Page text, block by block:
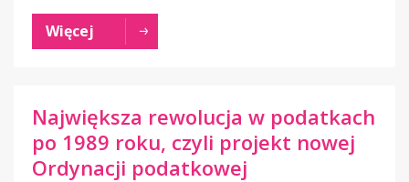
Więcej
Największa rewolucja w podatkach
po 1989 roku, czyli projekt nowej
Ordynacji podatkowej